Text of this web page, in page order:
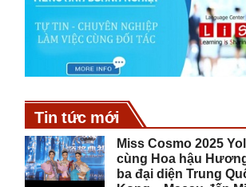
Tin tức mới
Miss Cosmo 2025
cùng Hoa hậu
ba đại diện Trung